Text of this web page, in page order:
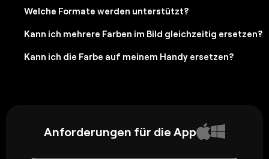
Welche Formate werden unterstützt?
Kann ich mehrere Farben im Bild gleichzeitig ersetzen?
Kann ich die Farbe auf meinem Handy ersetzen?
Anforderungen für die App